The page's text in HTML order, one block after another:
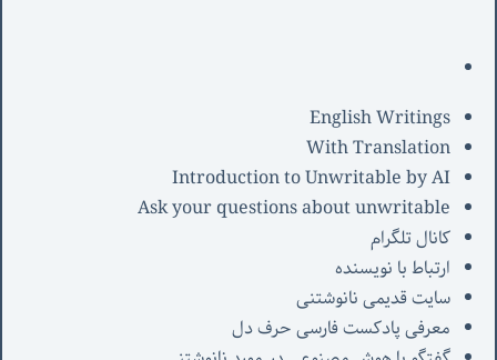
English Writings
With Translation
Introduction to Unwritable by AI
Ask your questions about unwritable
کانال تلگرام
ارتباط با نویسنده
سایت قدیمی نانوشتنی
معرفی پادکست فارسی حرف دل